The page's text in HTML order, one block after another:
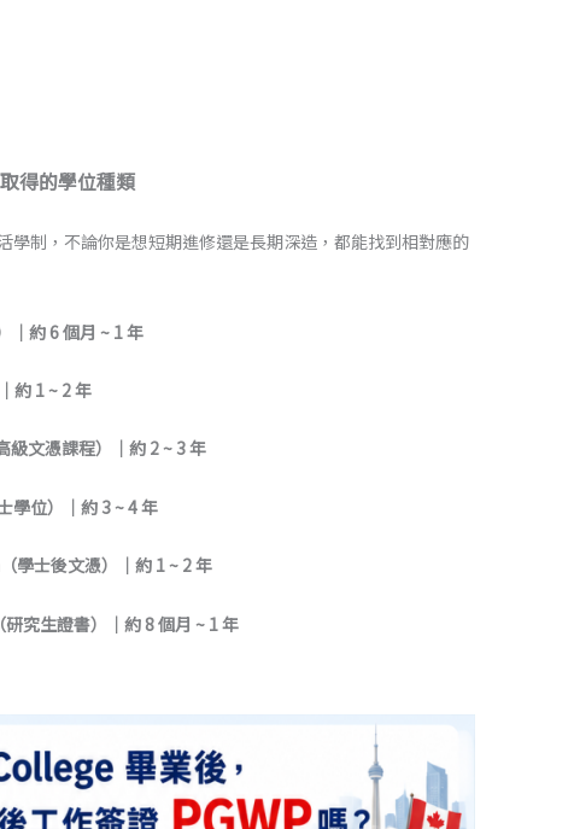
得的學位種類
學制，不論你是想短期進修還是長期深造，都能找到相對應的
約 6 個月 ~ 1 年
約 1 ~ 2 年
文憑課程）｜約 2 ~ 3 年
位）｜約 3 ~ 4 年
學士後文憑）｜約 1 ~ 2 年
究生證書）｜約 8 個月 ~ 1 年